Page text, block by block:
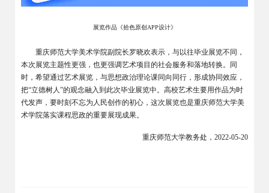
展览作品《拾色原创APP设计》
重庆师范大学美术学院副院长罗晓欢表示，与以往毕业展览不同，
本次展览主题性更强，也更强调艺术项目的社会服务和落地转换。同
时，希望通过艺术展览，与思想政治理论课同向同行，形成协同效应，
把“立德树人”的观念融入到此次毕业展览中。高校艺术生要用作品为时
代发声，要时刻不忘为人民创作的初心，这次展览也是重庆师范大学美
术学院落实课程思政的重要展现成果。
重庆师范大学教务处，2022-05-20